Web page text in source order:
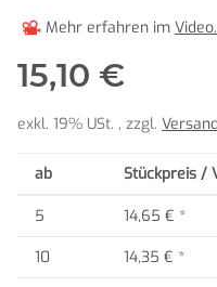
Mehr erfahren im Video.
15,10 €
exkl. 19% USt. , zzgl. Versand
ab Stückpreis /
5 14,65 € *
10
14,35 € *